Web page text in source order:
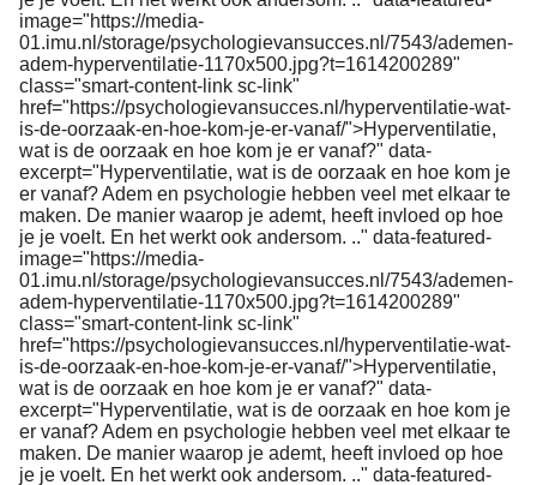
image="https://media-
01.imu.nl/storage/psychologievansucces.nl/7543/ademen-
adem-hyperventilatie-1170x500.jpg?t=1614200289"
class="smart-content-link sc-link"
href="https://psychologievansucces.nl/hyperventilatie-wat-
is-de-oorzaak-en-hoe-kom-je-er-vanaf/">Hyperventilatie,
wat is de oorzaak en hoe kom je er vanaf?" data-
excerpt="Hyperventilatie, wat is de oorzaak en hoe kom je
er vanaf? Adem en psychologie hebben veel met elkaar te
maken. De manier waarop je ademt, heeft invloed op hoe
je je voelt. En het werkt ook andersom. .." data-featured-
image="https://media-
01.imu.nl/storage/psychologievansucces.nl/7543/ademen-
adem-hyperventilatie-1170x500.jpg?t=1614200289"
class="smart-content-link sc-link"
href="https://psychologievansucces.nl/hyperventilatie-wat-
is-de-oorzaak-en-hoe-kom-je-er-vanaf/">Hyperventilatie,
wat is de oorzaak en hoe kom je er vanaf?" data-
excerpt="Hyperventilatie, wat is de oorzaak en hoe kom je
er vanaf? Adem en psychologie hebben veel met elkaar te
maken. De manier waarop je ademt, heeft invloed op hoe
je je voelt. En het werkt ook andersom. .." data-featured-